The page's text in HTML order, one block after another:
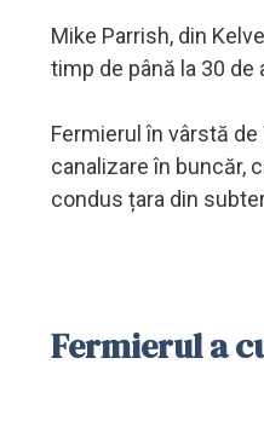
Mike Parrish, din
timp de până la 30
Fermierul în vârstă
canalizare în buncăr,
condus țara din
Fermierul a